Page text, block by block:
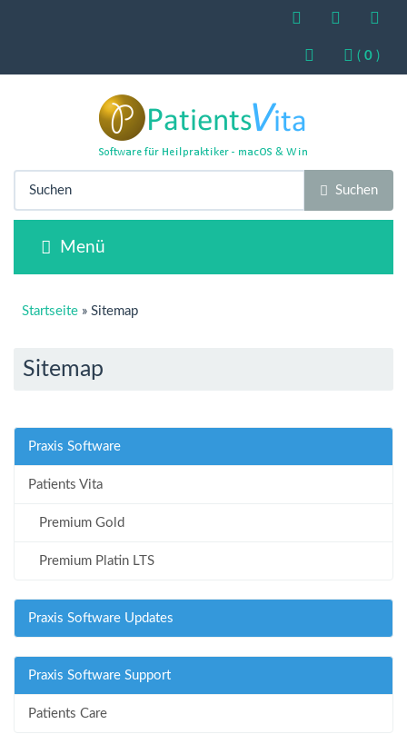
( 0 )
Suchen
Menü
Startseite » Sitemap
Sitemap
Praxis Software
Patients Vita
Premium Gold
Premium Platin LTS
Praxis Software Updates
Praxis Software Support
Patients Care